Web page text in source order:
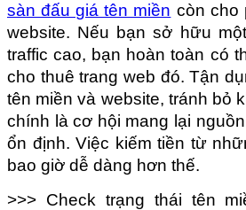
sàn đấu giá tên miền còn cho
website. Nếu bạn sở hữu
traffic cao, bạn hoàn toàn có
cho thuê trang web đó. Tận
tên miền và website, tránh bỏ
chính là cơ hội mang lại
ổn định. Việc kiếm tiền từ
bao giờ dễ dàng hơn thế.
>>> Check trạng thái tên